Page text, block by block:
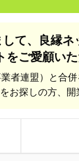
て、
良縁ネ
ご愛顧いた
者連盟）と合
お探しの方、開